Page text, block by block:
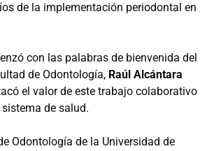
de la implementación periodontal en
con las palabras de bienvenida del
de Odontología, Raúl Alcántara
el valor de este trabajo colaborativo
de salud.
Odontología de la Universidad de